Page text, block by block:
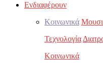
Ενδιαφέρουν
Κοινωνικά
Τεχνολογία
Κοινωνικά